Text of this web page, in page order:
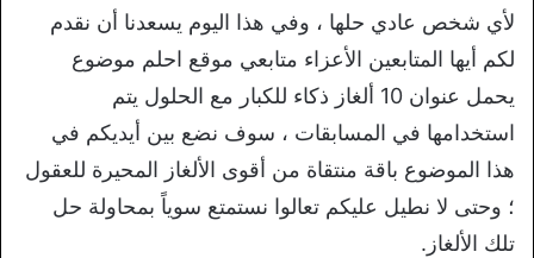
لأي شخص عادي حلها ، وفي هذا اليوم يسعدنا أن نقدم
لكم أيها المتابعين الأعزاء متابعي موقع احلم موضوع
يحمل عنوان 10 ألغاز ذكاء للكبار مع الحلول يتم
استخدامها في المسابقات ، سوف نضع بين أيديكم في
هذا الموضوع باقة منتقاة من أقوى الألغاز المحيرة للعقول
؛ وحتى لا نطيل عليكم تعالوا نستمتع سوياً بمحاولة حل
تلك الألغاز.